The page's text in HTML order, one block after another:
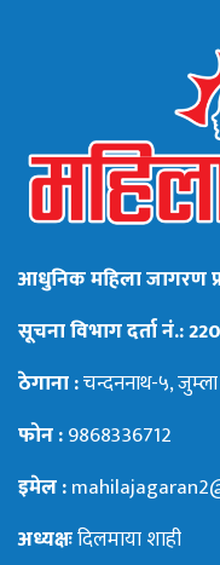
आधुनिक महिला जागरण
सूचना विभाग दर्ता नं.:
ठेगाना :चन्दननाथ-५, जुम्ला
फोन :9868336712
इमेल :
अध्यक्षःदिलमाया शाही